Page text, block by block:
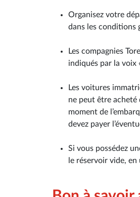
Organisez votre
dans les conditions
Les compagnies
indiqués par la voix
Les voitures
ne peut être acheté
moment de
devez payer
Si vous possédez
le réservoir vide,